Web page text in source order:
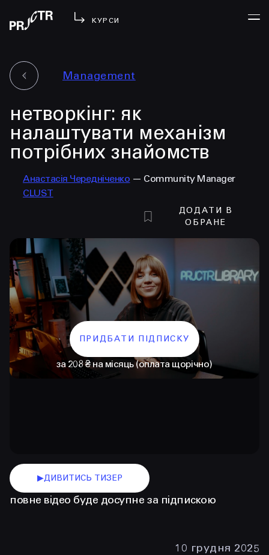
КУРСИ
МЕНЮ
у проджі
бібліотека
менторство
lezo
блог
УВІЙТИ
+38 099 236 68 38
hello@prjctr.com
Management
нетворкінг: як
налаштувати механізм
потрібних знайомств
Анастасія Чередніченко — Community Manager
CLUST
ДОДАТИ В
ОБРАНЕ
ПРИДБАТИ ПІДПИСКУ
за 208 ₴ на місяць (оплата щорічно)
▶ДИВИТИСЬ ТИЗЕР
повне відео буде досупне за підпискою
10 грудня 2025